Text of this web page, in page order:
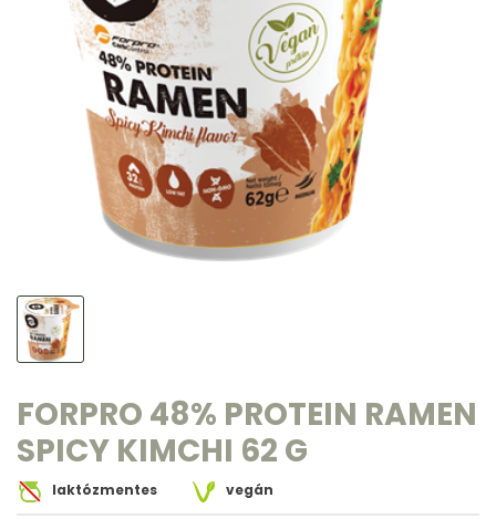
FORPRO 48% PROTEIN RAMEN
SPICY KIMCHI 62 G
laktózmentes vegán